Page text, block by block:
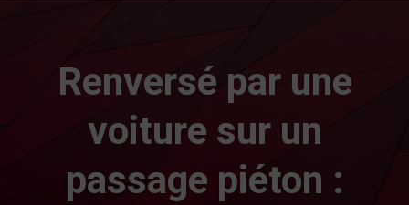
Renversé par une
voiture sur un
passage piéton :